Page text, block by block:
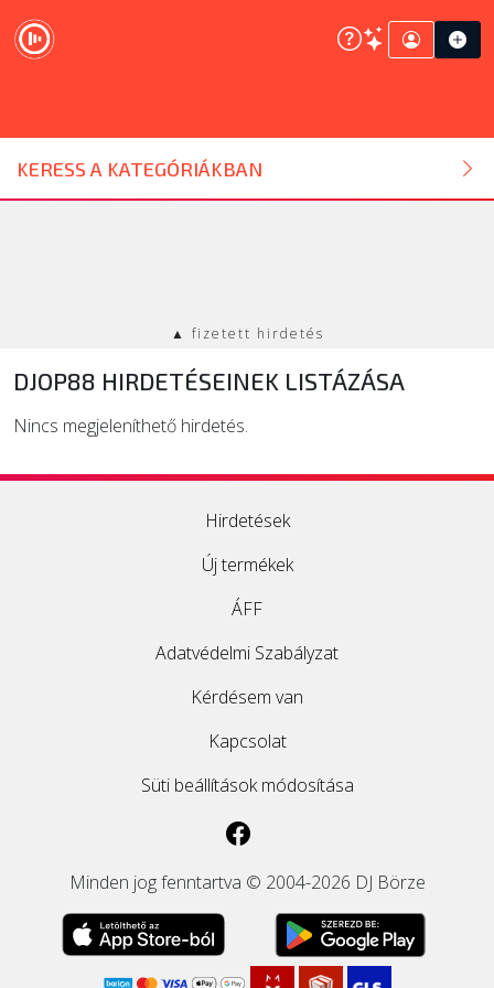
KERESS A KATEGÓRIÁKBAN
DJ ESZKÖZ
HANGTECHNIKA
SZOLGÁLTATÁSOK
▲ fizetett hirdetés
DJOP88 HIRDETÉSEINEK LISTÁZÁSA
Nincs megjeleníthető hirdetés.
Hirdetések
Új termékek
ÁFF
Adatvédelmi Szabályzat
Kérdésem van
Kapcsolat
Süti beállítások módosítása
Minden jog fenntartva © 2004-2026 DJ Börze